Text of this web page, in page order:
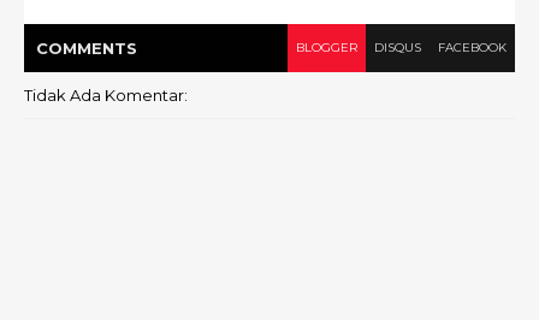
COMMENTS BLOGGER DISQUS FACEBOOK
Tidak Ada Komentar: